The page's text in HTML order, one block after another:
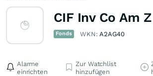
CIF Inv Co Am
Fonds WKN:A2AG40
Alarme
einrichten
Zur Watchlist
hinzufügen